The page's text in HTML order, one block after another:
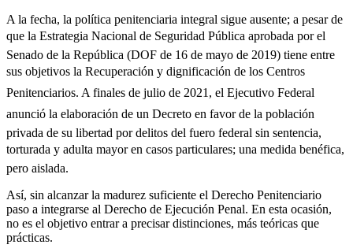
Bluesky
A la fecha, la política penitenciaria integral sigue ausente; a pesar de
que la Estrategia Nacional de Seguridad Pública aprobada por el
Senado de la República (DOF de 16 de mayo de 2019) tiene entre
sus objetivos la Recuperación y dignificación de los Centros
Penitenciarios. A finales de julio de 2021, el Ejecutivo Federal
anunció la elaboración de un Decreto en favor de la población
privada de su libertad por delitos del fuero federal sin sentencia,
torturada y adulta mayor en casos particulares; una medida benéfica,
pero aislada.
Así, sin alcanzar la madurez suficiente el Derecho Penitenciario
paso a integrarse al Derecho de Ejecución Penal. En esta ocasión,
no es el objetivo entrar a precisar distinciones, más teóricas que
prácticas.